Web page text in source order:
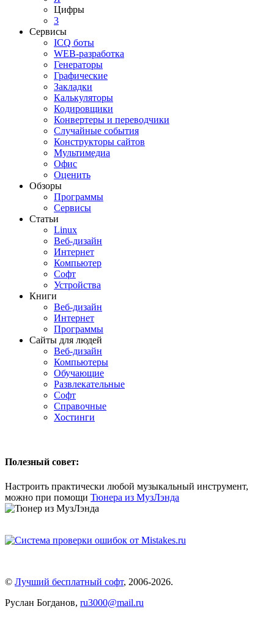
Цифры
3
Сервисы
ICQ боты
WEB-разработка
Генераторы
Графические
Закладки
Калькуляторы
Кодировщики
Конвертеры и переводчики
Случайные события
Конструкторы сайтов
Мультимедиа
Офис
Оценить
Обзоры
Программы
Сервисы
Статьи
Linux
Веб-дизайн
Интернет
Компьютер
Софт
Устройства
Книги
Веб-дизайн
Интернет
Программы
Сайты для людей
Веб-дизайн
Компьютеры
Обучающие
Развлекательные
Софт
Справочные
Хостинги
Полезный совет:
Настроить практически любой музыкальный инструмент,
можно при помощи Тюнера из МузЛэнда
© Лучший бесплатный софт, 2006-2026.
Руслан Богданов, ru3000@mail.ru